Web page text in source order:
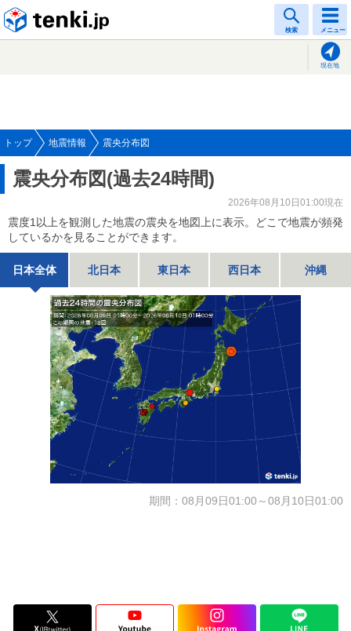
検索 メニュー
現在地
トップ 地震情報 震央分布図
震央分布図(過去24時間)
2026年08月10日01:00現在
震度1以上を観測した地震の震央を地図上に表示。どこで地震が頻発
しているかを見ることができます。
日本全体 北日本 東日本 西日本 沖縄
期間：08月09日01:00～08月10日01:00